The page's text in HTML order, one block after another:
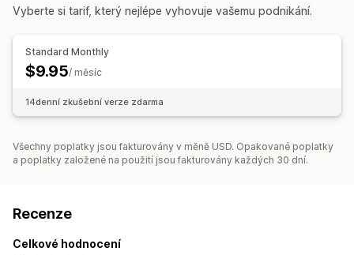
Vyberte si tarif, který nejlépe vyhovuje vašemu podnikání.
Standard Monthly
$9.95/ měsíc
14denní zkušební verze zdarma
Všechny poplatky jsou fakturovány v měně USD. Opakované poplatky
a poplatky založené na použití jsou fakturovány každých 30 dní.
Recenze
Celkové hodnocení